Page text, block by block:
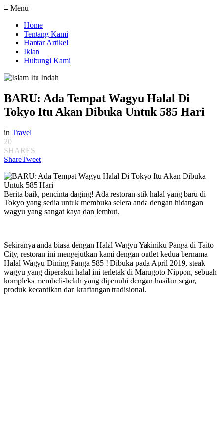
≡ Menu
Home
Tentang Kami
Hantar Artikel
Iklan
Hubungi Kami
BARU: Ada Tempat Wagyu Halal Di
Tokyo Itu Akan Dibuka Untuk 585 Hari
in Travel
20
SHARES
ShareTweet
Berita baik, pencinta daging! Ada restoran stik halal yang baru di
Tokyo yang sedia untuk membuka selera anda dengan hidangan
wagyu yang sangat kaya dan lembut.
Sekiranya anda biasa dengan Halal Wagyu Yakiniku Panga di Taito
City, restoran ini mengejutkan kami dengan outlet kedua bernama
Halal Wagyu Dining Panga 585 ! Dibuka pada April 2019, steak
wagyu yang diperakui halal ini terletak di Marugoto Nippon, sebuah
kompleks membeli-belah yang dipenuhi dengan hasilan segar,
produk kecantikan dan kraftangan tradisional.